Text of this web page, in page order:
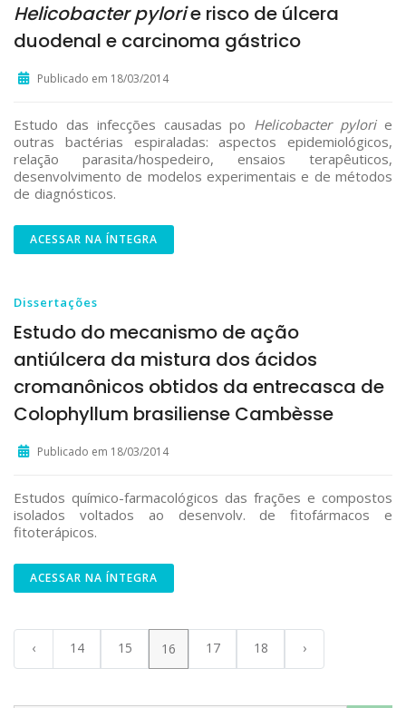
Helicobacter pylorie risco de úlcera
duodenal e carcinoma gástrico
Publicado em 18/03/2014
Estudo das infecções causadas po Helicobacter pylorie
outras bactérias espiraladas: aspectos epidemiológicos,
relação parasita/hospedeiro, ensaios terapêuticos,
desenvolvimento de modelos experimentais e de métodos
de diagnósticos.
ACESSAR NA ÍNTEGRA
Dissertações
Estudo do mecanismo de ação
antiúlcera da mistura dos ácidos
cromanônicos obtidos da entrecasca de
Colophyllum brasiliense Cambèsse
Publicado em 18/03/2014
Estudos químico-farmacológicos das frações e compostos
isolados voltados ao desenvolv. de fitofármacos e
fitoterápicos.
ACESSAR NA ÍNTEGRA
‹ 14 15 16 17 18 ›